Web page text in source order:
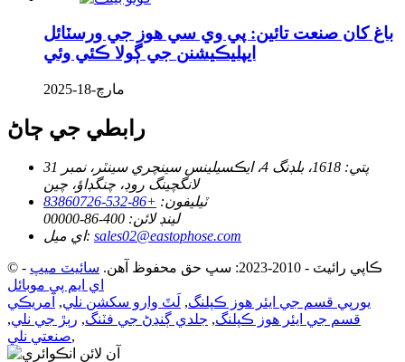
باغ کان صنعت تائين: پي وي سي هوز جي ورسٽائل
ايپليڪيشنن جي ڳولا ڪئي وئي
مارچ-18-2025
رابطي جي ڄاڻ
پتي:
1618، بلڊنگ 4، ايڪسيلينس سينچري سينٽر، نمبر 31
لانگچينگ روڊ، چنگڊاؤ، چين
ٽيليفون: +86-532-83860726
لينڊ لائن: 400-86-00000
اي ميل: sales02@eastophose.com
© ڪاپي رائيٽ - 2010-2023: سڀ حق محفوظ آهن. سائيٽ ميپ -
اي ايم پي موبائل
يورپي قسم جي ايئر هوز ڪپلنگ, لَٽَ وارو سکشن نلي, آمريڪي
قسم جي ايئر هوز ڪپلنگ, جلدي ڳنڍڻ جي فٽنگ, رٻڙ جي نلي,
صنعتي نلي,